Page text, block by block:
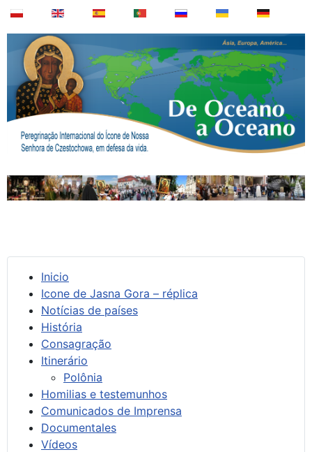
Inicio
Icone de Jasna Gora – réplica
Notícias de países
História
Consagração
Itinerário
Polônia
Homilias e testemunhos
Comunicados de Imprensa
Documentales
Vídeos